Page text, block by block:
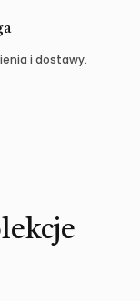
i dostawy.